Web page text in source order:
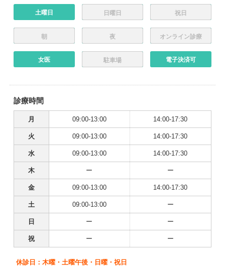
土曜日 日曜日 祝日
朝 夜 オンライン診療
女医 駐車場 電子決済可
診療時間
月 09:00-13:00 14:00-17:30
火 09:00-13:00 14:00-17:30
水 09:00-13:00 14:00-17:30
木 ー ー
金 09:00-13:00 14:00-17:30
土 09:00-13:00 ー
日 ー ー
祝 ー ー
休診日：木曜・土曜午後・日曜・祝日